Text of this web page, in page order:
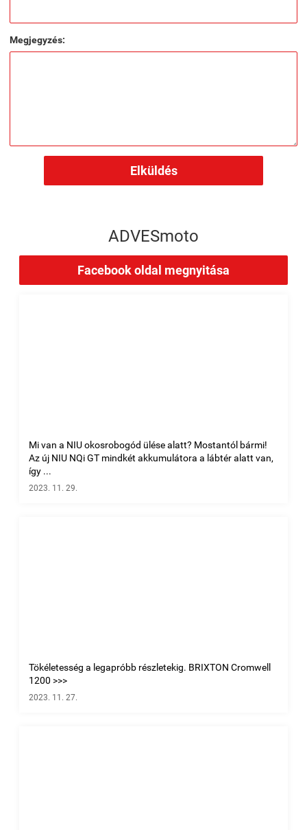
Megjegyzés:
Elküldés
ADVESmoto
Facebook oldal megnyitása
Mi van a NIU okosrobogód ülése alatt? Mostantól bármi!
Az új NIU NQi GT mindkét akkumulátora a lábtér alatt van,
így ...
2023. 11. 29.
Tökéletesség a legapróbb részletekig. BRIXTON Cromwell
1200 >>>
2023. 11. 27.